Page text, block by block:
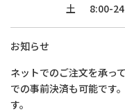
土
8:00-
お知らせ
ネットでのご注文を承っ
での事前決済も可能です
す。